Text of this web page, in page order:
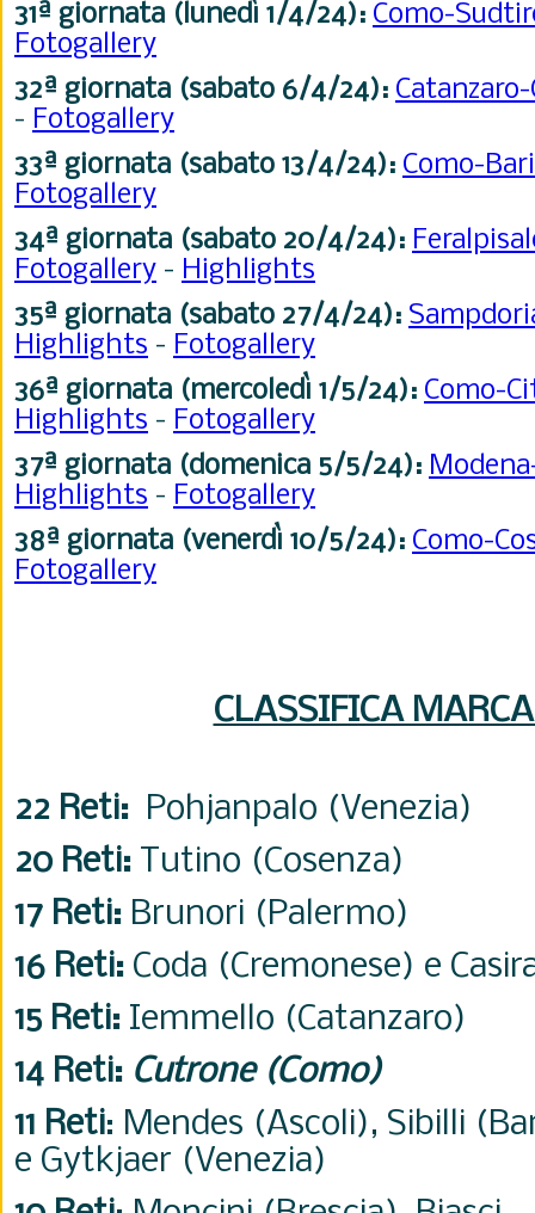
31ª giornata (lunedì 1/4/24): Como-
Fotogallery
32ª giornata (sabato 6/4/24):
- Fotogallery
33ª giornata (sabato 13/4/24): Como-
Fotogallery
34ª giornata (sabato 20/4/24):
Fotogallery - Highlights
35ª giornata (sabato 27/4/24):
Highlights - Fotogallery
36ª giornata (mercoledì 1/5/24): Como-
Highlights - Fotogallery
37ª giornata (domenica 5/5/24):
Highlights - Fotogallery
38ª giornata (venerdì 10/5/24): Como-
Fotogallery
CLASSIFICA
22 Reti: Pohjanpalo (Venezia)
20 Reti: Tutino (Cosenza)
17 Reti: Brunori (Palermo)
16 Reti: Coda (Cremonese) e
15 Reti: Iemmello (Catanzaro)
14 Reti: Cutrone (Como)
11 Reti: Mendes (Ascoli), Sibilli
e Gytkjaer (Venezia)